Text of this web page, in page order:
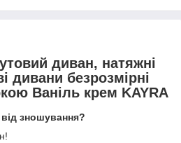
диван, натяжні
дивани безрозмірні
Ваніль крем KAYRA
зношування?